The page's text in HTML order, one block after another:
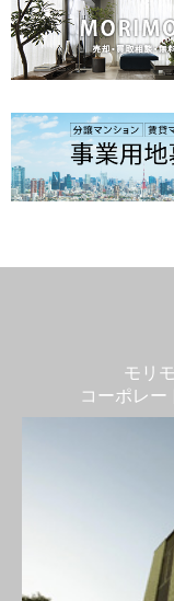
モリ
コーポレー